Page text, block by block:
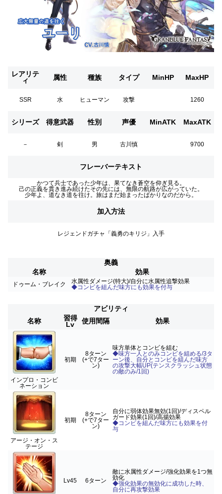
レアリテ
ィ
属性 種族 タイプ MinHP MaxHP
SSR 水 ヒューマン 攻撃 1260
シリーズ 得意武器 性別 声優 MinATK MaxATK
－ 剣 男 古川慎 9700
フレーバーテキスト
かつて兵士であった少年は、果てなき蒼空を仰ぎ見る。
己の正義を貫き進み続けたその先には、無限の航路が広がっていた。
少年よ、道なき道を往け。旅はまだ始まったばかりなのだから。
加入方法
レジェンドガチャ「義勇のキリジ」入手
奥義
名称
効果
ドゥーム・ブレイク
水属性ダメージ(特大)/自分に水属性追撃効果
◆コンビを組んだ味方にも効果を付与
アビリティ
名称
習得
Lv
使用間隔 効果
インプロ・コンビ
ネーション
初期
8ターン
(+で7ター
ン)
味方単体とコンビを組む
◆味方一人とのみコンビを組める/3タ
ーン後、自分とコンビを組んだ味方
の攻撃大幅UP(テンスクラッシュ状態
の敵のみ/1回)
アージ・オン・ス
テージ
初期
8ターン
(+で7ター
ン)
自分に弱体効果無効(1回)/ディスペル
ガード効果(1回)/高揚効果
◆コンビを組んだ味方にも効果を付
与
Lv45 6ターン
敵に水属性ダメージ/強化効果を1つ無
効化
◆強化効果の無効化に成功した時、
自分に再攻撃効果